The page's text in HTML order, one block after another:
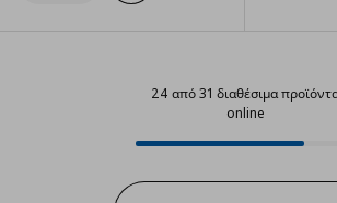
24 από 31 διαθέσιμα
online
24 από 31
Progress: